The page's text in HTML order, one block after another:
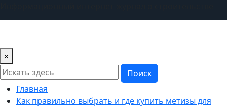
×
Поиск
Главная
Как правильно выбрать и где купить метизы для